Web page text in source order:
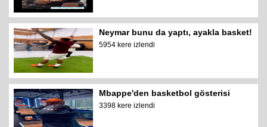
Neymar bunu da yaptı, ayakla basket!
5954 kere izlendi
Mbappe'den basketbol gösterisi
3398 kere izlendi